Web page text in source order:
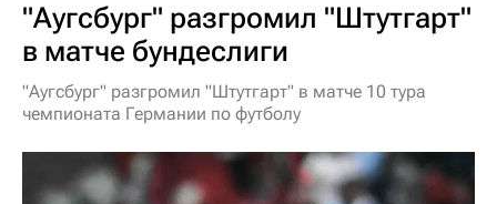
"Аугсбург" разгромил "Штутгарт"
в матче бундеслиги
"Аугсбург" разгромил "Штутгарт" в матче 10 тура
чемпионата Германии по футболу